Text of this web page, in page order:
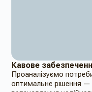
Кавове
Проаналізуємо
оптимальне рішення —